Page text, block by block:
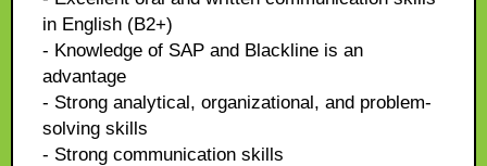
in English (B2+)
- Knowledge of SAP and Blackline is an
advantage
- Strong analytical, organizational, and problem-
solving skills
- Strong communication skills